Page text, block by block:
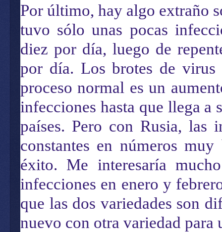
Por último, hay algo extraño
tuvo sólo unas pocas
diez por día, luego de
por día. Los brotes de virus
proceso normal es un
infecciones hasta que llega
países. Pero con Rusia, las
constantes en números
éxito. Me interesaría
infecciones en enero y
que las dos variedades son
nuevo con otra variedad para